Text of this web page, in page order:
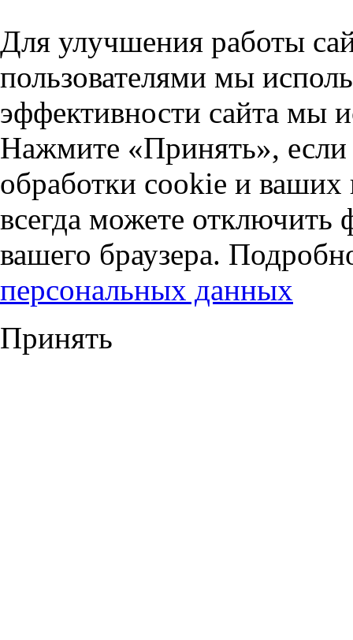
Для улучшения работы
пользователями мы
эффективности сайта мы
Нажмите «Принять», если
обработки cookie и
всегда можете отключить
вашего браузера.
персональных данных
Принять